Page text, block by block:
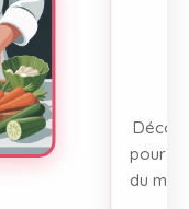
pour
du